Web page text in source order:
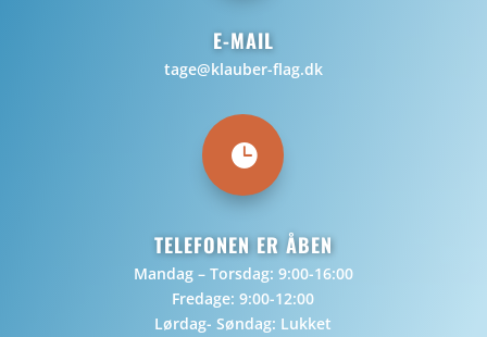
E-MAIL
tage@klauber-flag.dk

TELEFONEN ER ÅBEN
Mandag – Torsdag: 9:00-16:00
Fredage: 9:00-12:00
Lørdag- Søndag: Lukket